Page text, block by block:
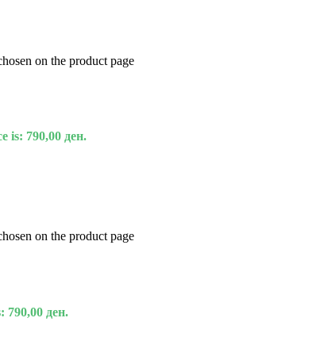
on the product page
is: 790,00 ден.
on the product page
790,00 ден.